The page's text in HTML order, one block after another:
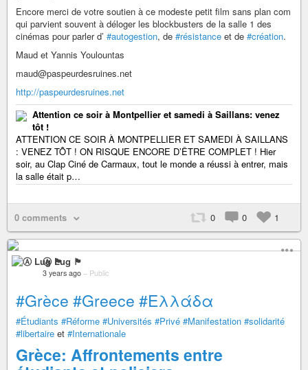
Encore merci de votre soutien à ce modeste petit film sans plan com
qui parvient souvent à déloger les blockbusters de la salle 1 des
cinémas pour parler d’ #autogestion, de #résistance et de #création.
Maud et Yannis Youlountas
maud@paspeurdesruines.net
http://paspeurdesruines.net
Attention ce soir à Montpellier et samedi à Saillans: venez
tôt !
ATTENTION CE SOIR À MONTPELLIER ET SAMEDI À SAILLANS
: VENEZ TÔT ! ON RISQUE ENCORE D’ÊTRE COMPLET ! Hier
soir, au Clap Ciné de Carmaux, tout le monde a réussi à entrer, mais
la salle était p…
0 comments 0 0 1
Ⓐ Lug 🏴
3 years ago – Public
#Grèce #Greece #Ελλάδα
#Étudiants #Réforme #Universités #Privé #Manifestation #solidarité
#libertaire et #Internationale
Grèce: Affrontements entre